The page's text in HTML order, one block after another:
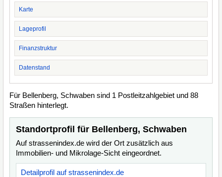
Karte
Lageprofil
Finanzstruktur
Datenstand
Für Bellenberg, Schwaben sind 1 Postleitzahlgebiet und 88
Straßen hinterlegt.
Standortprofil für Bellenberg, Schwaben
Auf strassenindex.de wird der Ort zusätzlich aus
Immobilien- und Mikrolage-Sicht eingeordnet.
Detailprofil auf strassenindex.de